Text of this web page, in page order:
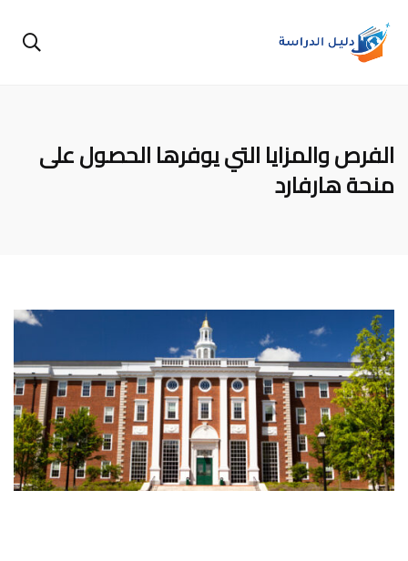
الفرص والمزايا التي يوفرها الحصول على
منحة هارفارد